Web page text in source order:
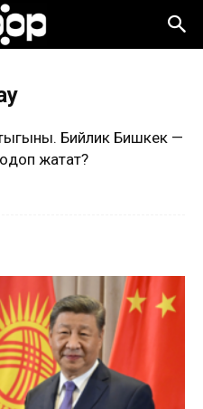
Бийлик Бишкек —
жатат?